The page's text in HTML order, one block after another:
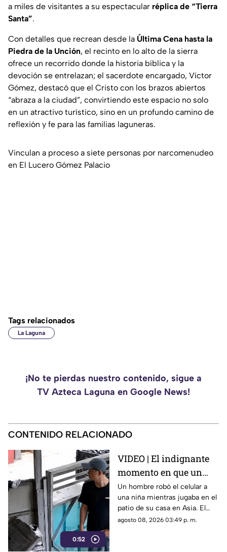
a miles de visitantes a su espectacular réplica de “Tierra
Santa”.
Con detalles que recrean desde la Última Cena hasta la
Piedra de la Unción, el recinto en lo alto de la sierra
ofrece un recorrido donde la historia bíblica y la
devoción se entrelazan; el sacerdote encargado, Víctor
Gómez, destacó que el Cristo con los brazos abiertos
“abraza a la ciudad”, convirtiendo este espacio no solo
en un atractivo turístico, sino en un profundo camino de
reflexión y fe para las familias laguneras.
Vinculan a proceso a siete personas por narcomenudeo
en El Lucero Gómez Palacio
Tags relacionados
La Laguna
¡No te pierdas nuestro contenido, sigue a
TV Azteca Laguna en Google News!
CONTENIDO RELACIONADO
0:52
VIDEO | El indignante
momento en que un
hombre roba el celular
a una niña en su propia
casa
Un hombre robó el celular a
una niña mientras jugaba en el
patio de su casa en Asia. El
video viral muestra cómo
agosto 08, 2026 03:49 p. m.